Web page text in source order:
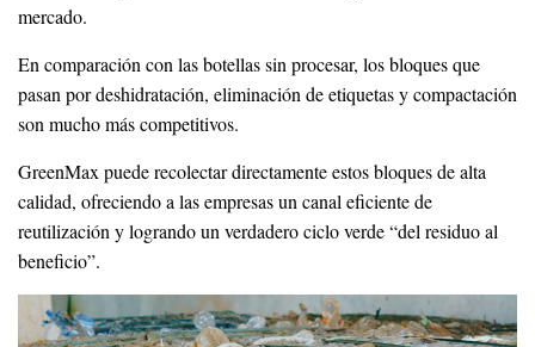
mercado.
En comparación con las botellas sin procesar, los bloques que
pasan por deshidratación, eliminación de etiquetas y compactación
son mucho más competitivos.
GreenMax puede recolectar directamente estos bloques de alta
calidad, ofreciendo a las empresas un canal eficiente de
reutilización y logrando un verdadero ciclo verde “del residuo al
beneficio”.